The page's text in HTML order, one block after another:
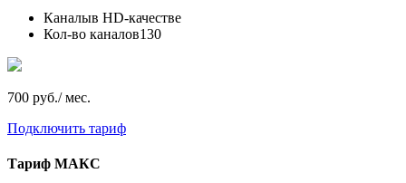
Каналыв HD-качестве
Кол-во каналов130
700 руб./ мес.
Подключить тариф
Тариф МАКС